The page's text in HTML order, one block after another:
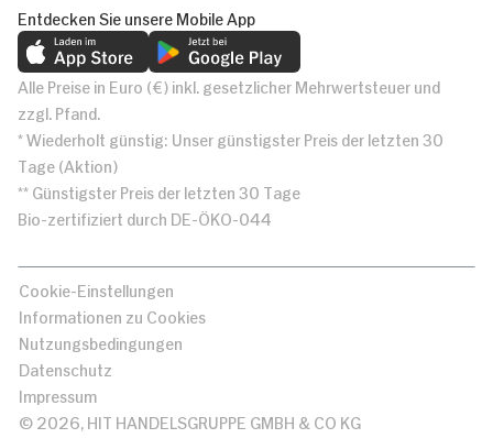
Entdecken Sie unsere Mobile App
Alle Preise in Euro (€) inkl. gesetzlicher Mehrwertsteuer und
zzgl. Pfand.
* Wiederholt günstig: Unser günstigster Preis der letzten 30
Tage (Aktion)
** Günstigster Preis der letzten 30 Tage
Bio-zertifiziert durch DE-ÖKO-044
Cookie-Einstellungen
Informationen zu Cookies
Nutzungsbedingungen
Datenschutz
Impressum
© 2026, HIT HANDELSGRUPPE GMBH & CO KG